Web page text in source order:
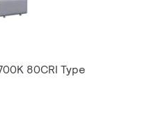
80CRI Type